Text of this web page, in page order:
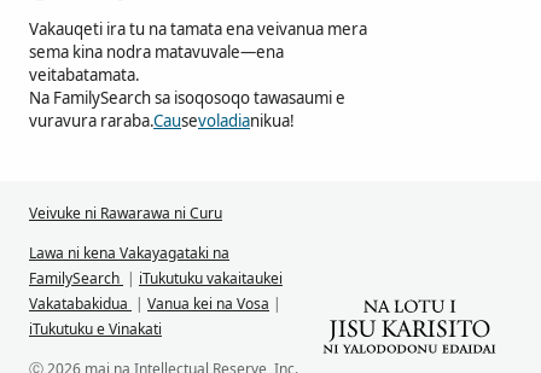
Vakauqeti ira tu na tamata ena veivanua mera
sema kina nodra matavuvale—ena
veitabatamata.
Na FamilySearch sa isoqosoqo tawasaumi e
vuravura raraba.Causevoladianikua!
Veivuke ni Rawarawa ni Curu
Lawa ni kena Vakayagataki na
FamilySearch | iTukutuku vakaitaukei
Vakatabakidua | Vanua kei na Vosa |
iTukutuku e Vinakati